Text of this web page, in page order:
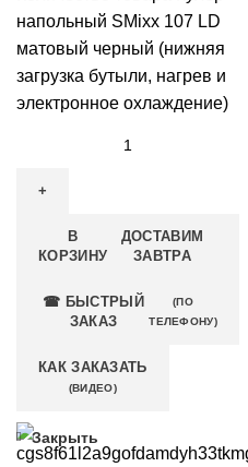
напольный SMixx 107 LD
матовый черный (нижняя
загрузка бутыли, нагрев и
электронное охлаждение)
В
КОРЗИНУ
ДОСТАВИМ
ЗАВТРА
☎ БЫСТРЫЙ
ЗАКАЗ
(ПО
ТЕЛЕФОНУ)
КАК ЗАКАЗАТЬ
(ВИДЕО)
Закрыть